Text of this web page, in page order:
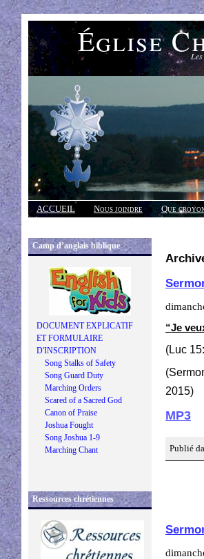
Église
ACCUEIL Nous joindre Que
Réponses
Camp d’anglais biblique
DOCUMENT EXPLICATIF
ET FORMULAIRE
D'INSCRIPTION
Song Stalks of Safety
Song Guard Duty
Marching Orders
Scared of a Sacred God
Canon of Praise
Joshua Fought
Song Joshua 1-9
Marching Chant
Ressources chrétiennes
“Je
(Luc
2015)
MP3
Publié